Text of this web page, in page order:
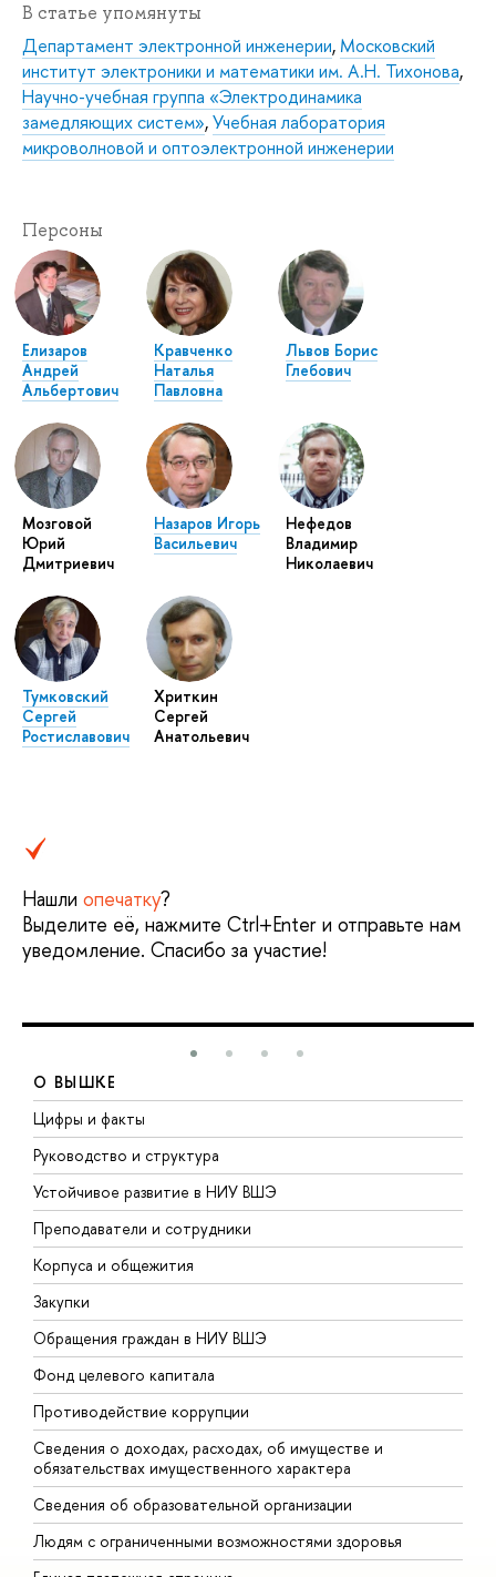
В статье упомянуты
Департамент электронной инженерии, Московский
институт электроники и математики им. А.Н. Тихонова,
Научно-учебная группа «Электродинамика
замедляющих систем»,Учебная лаборатория
микроволновой и оптоэлектронной инженерии
Персоны
Елизаров
Андрей
Альбертович
Кравченко
Наталья
Павловна
Львов Борис
Глебович
Мозговой
Юрий
Дмитриевич
Назаров Игорь
Васильевич
Нефедов
Владимир
Николаевич
Тумковский
Сергей
Ростиславович
Хриткин
Сергей
Анатольевич
Нашли опечатку?
Выделите её, нажмите Ctrl+Enter и отправьте нам
уведомление. Спасибо за участие!
О ВЫШКЕ
Цифры и факты
Руководство и структура
Устойчивое развитие в НИУ ВШЭ
Преподаватели и сотрудники
Корпуса и общежития
Закупки
Обращения граждан в НИУ ВШЭ
Фонд целевого капитала
Противодействие коррупции
Сведения о доходах, расходах, об имуществе и
обязательствах имущественного характера
Сведения об образовательной организации
Людям с ограниченными возможностями здоровья